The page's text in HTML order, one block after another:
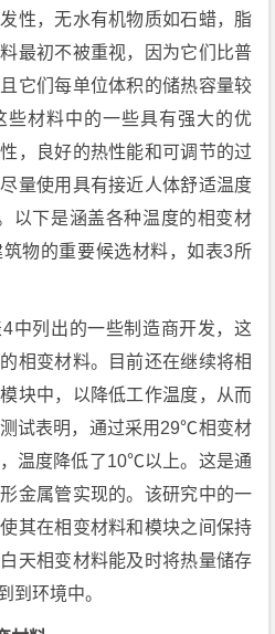
性，无水有机物质如石蜡，脂
最初不被重视，因为它们比普
它们每单位体积的储热容量较
些材料中的一些具有强大的优
，良好的热性能和可调节的过
量使用具有接近人体舒适温度
以下是涵盖各种温度的相变材
物的重要候选材料，如表3所
中列出的一些制造商开发，这
相变材料。目前还在继续将相
块中，以降低工作温度，从而
试表明，通过采用29℃相变材
温度降低了10℃以上。这是通
金属管实现的。该研究中的一
其在相变材料和模块之间保持
天相变材料能及时将热量储存
到环境中。